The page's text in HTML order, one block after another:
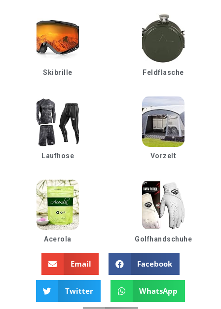
Skibrille Feldflasche
Laufhose Vorzelt
Acerola Golfhandschuhe
Email Facebook
Twitter WhatsApp